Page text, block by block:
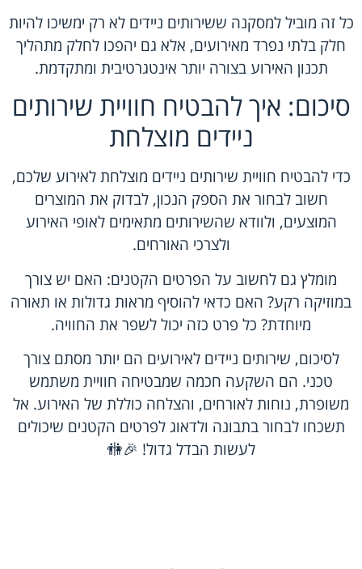
כל זה מוביל למסקנה ששירותים ניידים לא רק ימשיכו להיות
חלק בלתי נפרד מאירועים, אלא גם יהפכו לחלק מתהליך
תכנון האירוע בצורה יותר אינטגרטיבית ומתקדמת.
סיכום: איך להבטיח חוויית שירותים
ניידים מוצלחת
כדי להבטיח חוויית שירותים ניידים מוצלחת לאירוע שלכם,
חשוב לבחור את הספק הנכון, לבדוק את המוצרים
המוצעים, ולוודא שהשירותים מתאימים לאופי האירוע
ולצרכי האורחים.
מומלץ גם לחשוב על הפרטים הקטנים: האם יש צורך
במוזיקה רקע? האם כדאי להוסיף מראות גדולות או תאורה
מיוחדת? כל פרט כזה יכול לשפר את החוויה.
לסיכום, שירותים ניידים לאירועים הם יותר מסתם צורך
טכני. הם השקעה חכמה שמבטיחה חוויית משתמש
משופרת, נוחות לאורחים, והצלחה כוללת של האירוע. אל
תשכחו לבחור בתבונה ולדאוג לפרטים הקטנים שיכולים
לעשות הבדל גדול! 🎉🚻